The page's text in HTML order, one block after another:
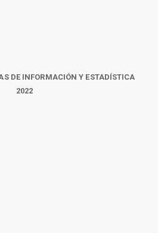
DE INFORMACIÓN Y ESTADÍSTICA
2022